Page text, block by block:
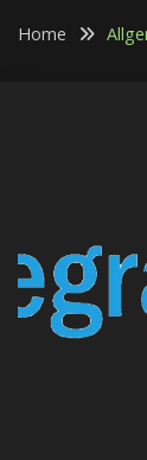
Home